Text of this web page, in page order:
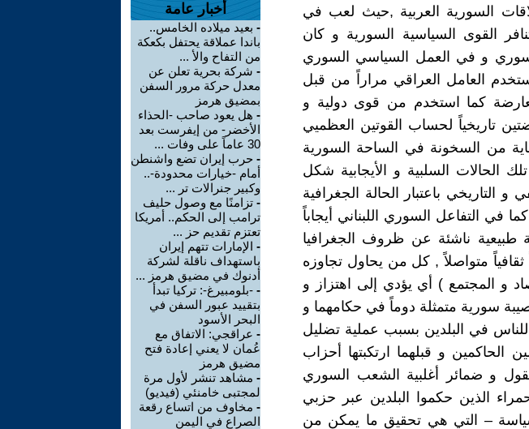
السورية العربية ,حيث لعب في
القوى السياسية السورية و كان
و في العمل السياسي السوري
العامل العراقي مراراً من قبل
كما استخدم من قوى دولية و
تاريخياً لحساب القوتين العظميي
من السخونة في الساحة السورية
السلبية و الأيجابية شكل
التاريخي باعتبار الحالة الجغرافية
في التفاعل السوري اللبناني أيجاباً
طبيعية ناشئة عن ظروف الجغرافيا
ثقافياً متواصلاً , كل من يحاول تجاوزه
و المجتمع ) أي يؤدي إلى اهتزاز و
سورية متمثلة دوماً في حكامهما و
للناس في البلدين بسبب عملية تضليل
الحاكمين و قبلهما ارتكبتها أحزاب
و ضمائر أغلبية الشعب السوري
الذين حكموا البلدين عبر حزبي
– التي هي تحقيق ما يمكن من
أخبار عامة
- بعيد ميلاده الخامس..
باندا عملاقة يحتفل بكعكة
من التفاح والأ ...
- شركة بحرية تعلن عن
معدل حركة مرور السفن
بمضيق هرمز
- هل يعود صاحب -الحذاء
الأخضر- من إيفرست بعد
30 عاماً على وفات ...
- حرب إيران تضع واشنطن
أمام -خيارات محدودة-..
وكبير جنرالات تر ...
- تزامنًا مع وصول حليف
ترامب إلى الحكم.. أمريكا
تعتزم تقديم حز ...
- الإمارات تتهم إيران
باستهداف ناقلة لشركة
أدنوك في مضيق هرمز ...
- -بلومبيرغ-: تركيا تبدأ
بتقييد عبور السفن في
البحر الأسود
- عراقجي: الاتفاق مع
عُمان لا يعني إعادة فتح
مضيق هرمز
- مشاهد تنشر لأول مرة
لمجتبى خامنئي (فيديو)
- مخاوف من اتساع رقعة
الصراع في اليمن